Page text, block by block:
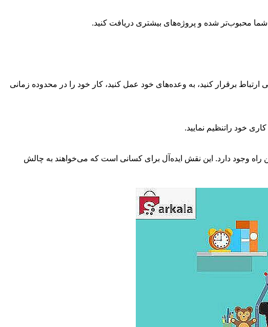
محبوب‌تر شده و پروژه‌های بیشتری دریافت کنید.
برقرار کنید، به وعده‌های خود عمل ‌کنید، کار خود را در محدوده زمانی
خود راتنظیم نمایید.
وجود دارد. این نقش ایده‌آل برای کسانی است که می‌خواهند به چالش